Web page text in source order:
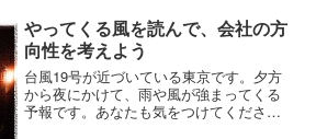
ちをしていた柚木はそばにあった骨董店
のショウ・ウィンドウでその夢と全く同
じ風景が写った写真立てを発見し、衝撃
を受ける。その写真に導かれるように、
池澤と柚木は「夢」と「現実」の境界を
探る旅へと踏み出していく。
やってくる風を読んで、会社の方
向性を考えよう
台風19号が近づいている東京です。夕方
から夜にかけて、雨や風が強まってくる
予報です。あなたも気をつけてください